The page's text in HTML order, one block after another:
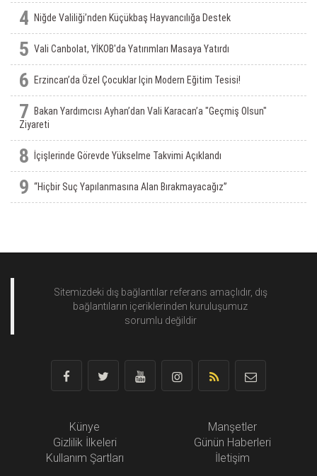
4 Niğde Valiliği’nden Küçükbaş Hayvancılığa Destek
5 Vali Canbolat, YİKOB'da Yatırımları Masaya Yatırdı
6 Erzincan’da Özel Çocuklar Için Modern Eğitim Tesisi!
7
Bakan Yardımcısı Ayhan’dan Vali Karacan’a "Geçmiş Olsun"
Ziyareti
8 İçişlerinde Görevde Yükselme Takvimi Açıklandı
9 “Hiçbir Suç Yapılanmasına Alan Bırakmayacağız”
Sitemizdeki dış bağlantılar referans amaçlıdır, dış
bağlantıların içeriklerinden kuruluşumuz
sorumlu değildir
Künye
Gizlilik İlkeleri
Kullanım Şartları
Manşetler
Günün Haberleri
İletişim